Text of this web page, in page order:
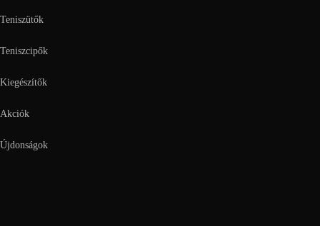
Teniszütők
Teniszcipők
Kiegészítők
Akciók
Újdonságok